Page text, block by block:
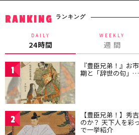
RANKING ランキング
DAILY
24時間
WEEKLY
週 間
1 『豊臣兄弟！』お
期と「辞世の句」
2 【豊臣兄弟！】秀
のか？ 天下人を彩
で一挙紹介